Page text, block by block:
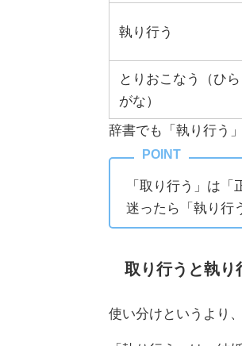
執り行う
とりおこなう（ひら
がな）
辞書でも「執り行う
「取り行う」は
迷ったら「執り行
取り行うと執り
使い分けというより、